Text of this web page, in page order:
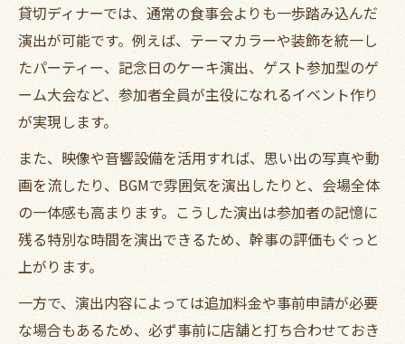
貸切ディナーでは、通常の食事会よりも一歩踏み込んだ
演出が可能です。例えば、テーマカラーや装飾を統一し
たパーティー、記念日のケーキ演出、ゲスト参加型のゲ
ーム大会など、参加者全員が主役になれるイベント作り
が実現します。
また、映像や音響設備を活用すれば、思い出の写真や動
画を流したり、BGMで雰囲気を演出したりと、会場全体
の一体感も高まります。こうした演出は参加者の記憶に
残る特別な時間を演出できるため、幹事の評価もぐっと
上がります。
一方で、演出内容によっては追加料金や事前申請が必要
な場合もあるため、必ず事前に店舗と打ち合わせておき